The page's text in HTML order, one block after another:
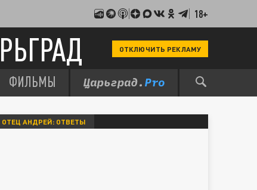
18+
ОТКЛЮЧИТЬ РЕКЛАМУ
ФИЛЬМЫ
ОТЕЦ АНДРЕЙ: ОТВЕТЫ